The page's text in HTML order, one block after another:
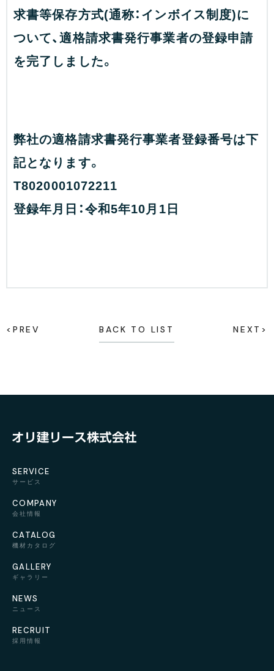
求書等保存方式(通称：インボイス制度)に
ついて、適格請求書発行事業者の登録申請
を完了しました。
弊社の適格請求書発行事業者登録番号は下
記となります。
T8020001072211
登録年月日：令和5年10月1日
<PREV BACK TO LIST NEXT>
SERVICE
サービス
COMPANY
会社情報
CATALOG
機材カタログ
GALLERY
ギャラリー
NEWS
ニュース
RECRUIT
採用情報